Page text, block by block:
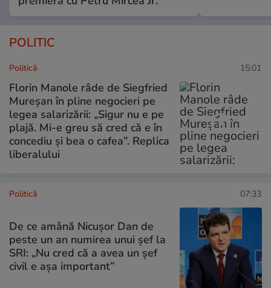
POLITIC
Politică 15:01
Florin Manole râde de Siegfried
Mureșan în pline negocieri pe
legea salarizării: „Sigur nu e pe
plajă. Mi-e greu să cred că e în
concediu și bea o cafea”. Replica
liberalului
Politică 07:33
De ce amână Nicușor Dan de
peste un an numirea unui șef la
SRI: „Nu cred că a avea un şef
civil e așa important”